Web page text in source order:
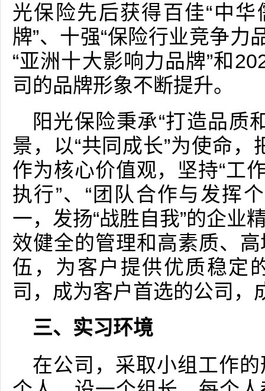
光保险先后获得百佳“中华
牌”、十强“保险行业竞争力
“亚洲十大影响力品牌”和
司的品牌形象不断提升。
阳光保险秉承“打造品质
景，以“共同成长”为使命，
作为核心价值观，坚持“工
执行”、“团队合作与发挥
一，发扬“战胜自我”的企业
效健全的管理和高素质、
伍，为客户提供优质稳定
司，成为客户首选的公司，
三、实习环境
在公司，采取小组工作